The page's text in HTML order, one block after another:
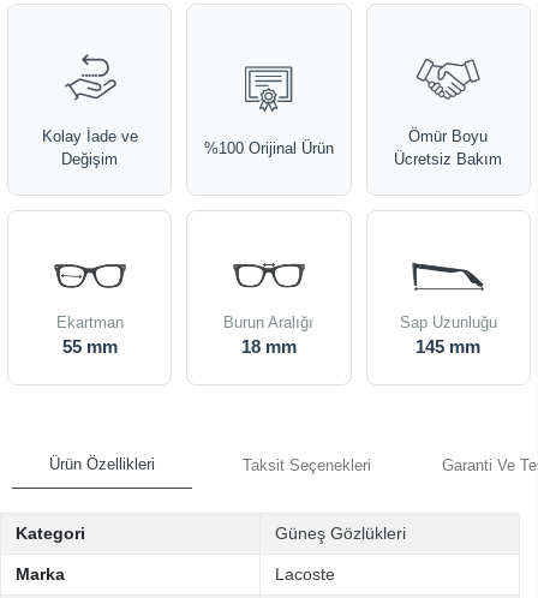
Kolay İade ve
Değişim
%100 Orijinal Ürün
Ömür Boyu
Ücretsiz Bakım
Ekartman
55 mm
Burun Aralığı
18 mm
Sap Uzunluğu
145 mm
Ürün Özellikleri Taksit Seçenekleri Garanti Ve
Kategori Güneş Gözlükleri
Marka Lacoste